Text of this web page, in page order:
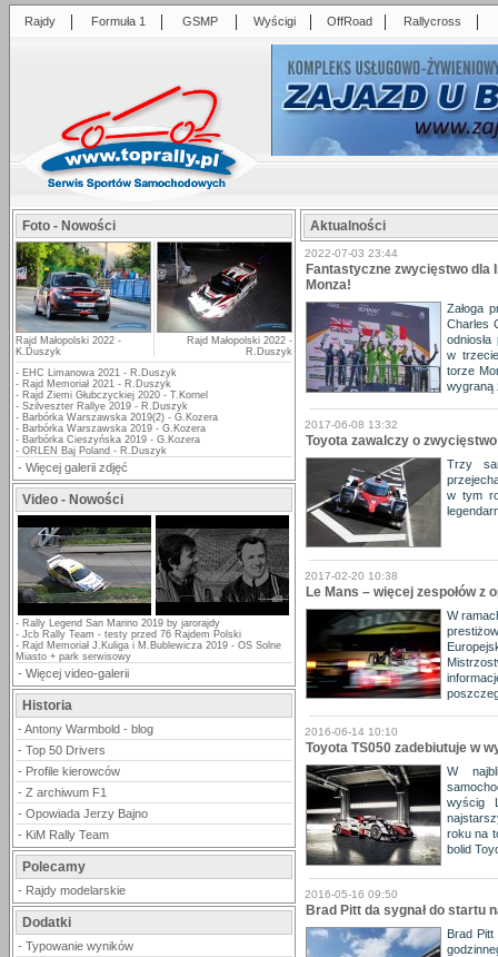
Rajdy | Formuła 1 | GSMP | Wyścigi | OffRoad | Rallycross |
Foto - Nowości
Rajd Małopolski 2022 -
K.Duszyk
Rajd Małopolski 2022 -
R.Duszyk
- EHC Limanowa 2021 - R.Duszyk
- Rajd Memoriał 2021 - R.Duszyk
- Rajd Ziemi Głubczyckiej 2020 - T.Kornel
- Szilveszter Rallye 2019 - R.Duszyk
- Barbórka Warszawska 2019(2) - G.Kozera
- Barbórka Warszawska 2019 - G.Kozera
- Barbórka Cieszyńska 2019 - G.Kozera
- ORLEN Baj Poland - R.Duszyk
- Więcej galerii zdjęć
Video - Nowości
- Rally Legend San Marino 2019 by jarorajdy
- Jcb Rally Team - testy przed 76 Rajdem Polski
- Rajd Memoriał J.Kuliga i M.Bublewicza 2019 - OS Solne
Miasto + park serwisowy
- Więcej video-galerii
Historia
- Antony Warmbold - blog
- Top 50 Drivers
- Profile kierowców
- Z archiwum F1
- Opowiada Jerzy Bajno
- KiM Rally Team
Polecamy
- Rajdy modelarskie
Dodatki
- Typowanie wyników
Aktualności
2022-07-03 23:44
Fantastyczne zwycięstwo dla
Monza!
Załoga
Charles
w
torze
wygraną
2017-06-08 13:32
Toyota zawalczy o
Trzy
w tym
2017-02-20 10:38
Le Mans – więcej zespołów z
W
2016-06-14 10:10
Toyota TS050 zadebiutuje w
W
wyścig
roku na
bolid
2016-05-16 09:50
Brad Pitt da sygnał do startu
Brad